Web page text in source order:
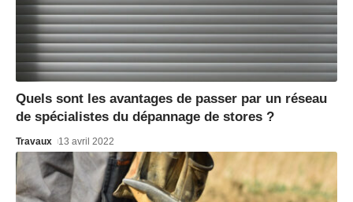
Quels sont les avantages de passer par un réseau
de spécialistes du dépannage de stores ?
Travaux 13 avril 2022